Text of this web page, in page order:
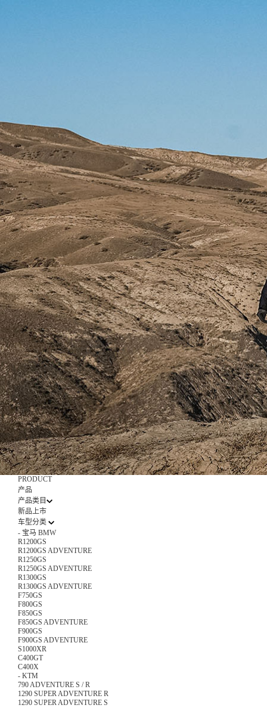
PRODUCT
产品
产品类目
新品上市
车型分类
- 宝马 BMW
R1200GS
R1200GS ADVENTURE
R1250GS
R1250GS ADVENTURE
R1300GS
R1300GS ADVENTURE
F750GS
F800GS
F850GS
F850GS ADVENTURE
F900GS
F900GS ADVENTURE
S1000XR
C400GT
C400X
- KTM
790 ADVENTURE S / R
1290 SUPER ADVENTURE R
1290 SUPER ADVENTURE S